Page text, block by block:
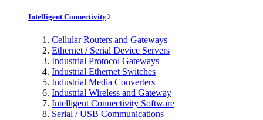
Intelligent Connectivity
Cellular Routers and Gateways
Ethernet / Serial Device Servers
Industrial Protocol Gateways
Industrial Ethernet Switches
Industrial Media Converters
Industrial Wireless and Gateway
Intelligent Connectivity Software
Serial / USB Communications